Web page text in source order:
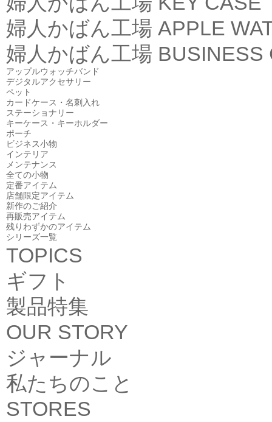
婦人かばん工場 APPLE
婦人かばん工場 BUSINESS
アップルウォッチバンド
デジタルアクセサリー
ペット
カードケース・名刺入れ
ステーショナリー
キーケース・キーホルダー
ポーチ
ビジネス小物
インテリア
メンテナンス
全ての小物
定番アイテム
店舗限定アイテム
新作のご紹介
再販売アイテム
残りわずかのアイテム
シリーズ一覧
TOPICS
ギフト
製品特集
OUR STORY
ジャーナル
私たちのこと
STORES